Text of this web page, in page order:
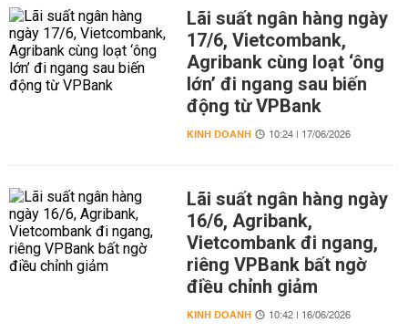
Lãi suất ngân hàng ngày
17/6, Vietcombank,
Agribank cùng loạt ‘ông
lớn’ đi ngang sau biến
động từ VPBank
KINH DOANH 10:24 | 17/06/2026
Lãi suất ngân hàng ngày
16/6, Agribank,
Vietcombank đi ngang,
riêng VPBank bất ngờ
điều chỉnh giảm
KINH DOANH 10:42 | 16/06/2026